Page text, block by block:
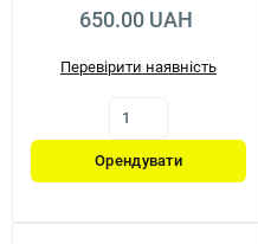
650.00 UAH
Перевірити наявність
Орендувати